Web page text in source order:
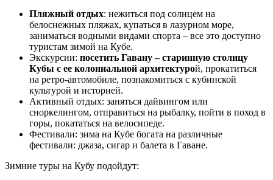
Пляжный отдых: нежиться под солнцем на
белоснежных пляжах, купаться в лазурном море,
заниматься водными видами спорта – все это доступно
туристам зимой на Кубе.
Экскурсии: посетить Гавану – старинную столицу
Кубы с ее колониальной архитектурой, прокатиться
на ретро-автомобиле, познакомиться с кубинской
культурой и историей.
Активный отдых: заняться дайвингом или
сноркелингом, отправиться на рыбалку, пойти в поход в
горы, покататься на велосипеде.
Фестивали: зима на Кубе богата на различные
фестивали: джаза, сигар и балета в Гаване.
Зимние туры на Кубу подойдут: